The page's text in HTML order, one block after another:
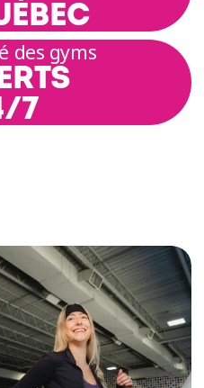
des gyms
7